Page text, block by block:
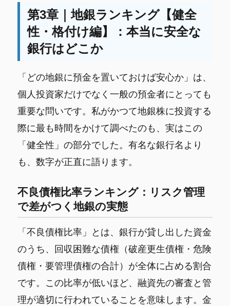
第3章｜地銀ランキング【健全
性・格付け編】：本当に安全な
銀行はどこか
「どの地銀に預金を置いておけば安心か」は、
個人投資家だけでなく一般の預金者にとっても
重要な問いです。私がかつて地銀株に投資する
際に最も時間をかけて調べたのも、実はこの
「健全性」の部分でした。有名な銀行名より
も、数字が正直に語ります。
不良債権比率ランキング：リスク管理
で差がつく地銀の実態
「不良債権比率」とは、銀行が貸し出した資金
のうち、回収困難な債権（破産更生債権・危険
債権・要管理債権の合計）が全体に占める割合
です。この比率が低いほど、融資先の審査と管
理が適切に行われていることを意味します。金